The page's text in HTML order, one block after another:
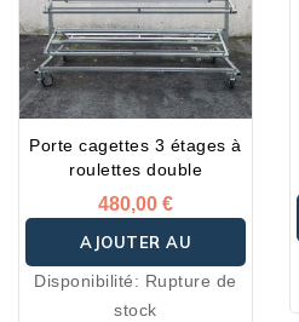
Porte cagettes 3 étages à
roulettes double
480,00 €
AJOUTER AU
PANIER
Disponibilité: Rupture de
stock